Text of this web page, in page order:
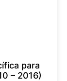
para
– 2016)